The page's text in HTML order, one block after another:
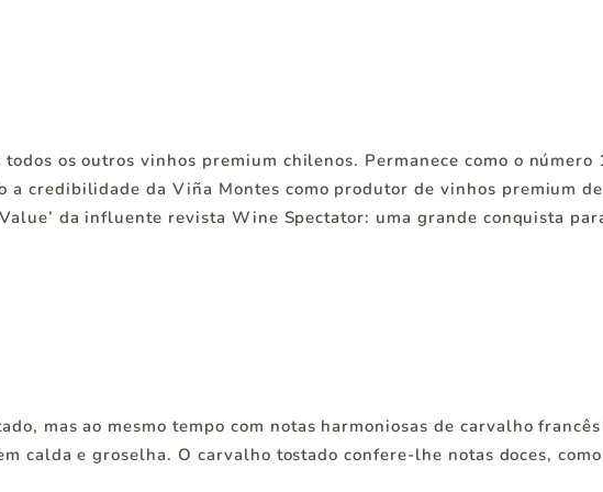
os outros vinhos premium chilenos. Permanece como o número
a credibilidade da Viña Montes como produtor de vinhos premium
da influente revista Wine Spectator: uma grande conquista
mas ao mesmo tempo com notas harmoniosas de carvalho
calda e groselha. O carvalho tostado confere-lhe notas doces,